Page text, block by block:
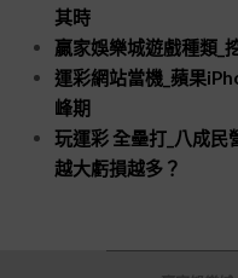
其時
贏家娛樂城遊戲種類_
運彩網站當機_蘋果
峰期
玩運彩 全壘打_八成民
越大虧損越多？